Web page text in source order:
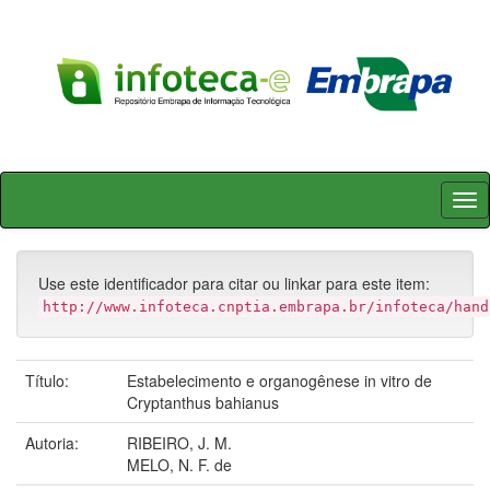
Skip
Use este identificador para citar ou linkar para este item:
http://www.infoteca.cnptia.embrapa.br/infoteca/
Título:
Estabelecimento e organogênese in vitro de
Cryptanthus bahianus
Autoria:
RIBEIRO, J. M.
MELO, N. F. de